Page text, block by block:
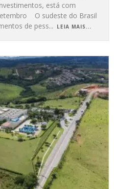
está com
O sudeste do Brasil
de pess... LEIA MAIS...